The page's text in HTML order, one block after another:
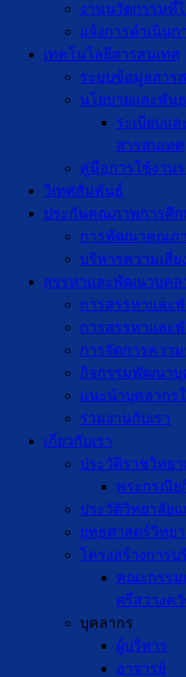
งานนวัตกรรมที่
แจ้งการดำเนินก
เทคโนโลยีสารสนเทศ
ระบบข้อมูลสาร
นโยบายและพัน
ระเบียบแ
สารสนเทศ
คู่มือการใช้งาน
วิเทศสัมพันธ์
ประกันคุณภาพการศึก
การพัฒนาคุณภ
บริหารความเสี่
สรรหาและพัฒนาบุคล
การสรรหาและ
การสรรหาและ
การจัดการความ
กิจกรรมพัฒนาบุ
แนะนำบุคลากร
ร่วมงานกับเรา
เกี่ยวกับเรา
ประวัติราชวิทย
พระกรณีย
ประวัติวิทยาลัย
ยุทธศาสตร์วิทย
โครงสร้างการบ
คณะกรรม
ศรีสวางค
บุคลากร
ผู้บริหาร
อาจารย์